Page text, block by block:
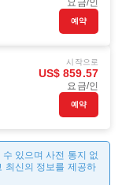
요금/인
예약
시작으로
US$ 859.57
요금/인
예약
있으며 사전 통지 없
최신의 정보를 제공하